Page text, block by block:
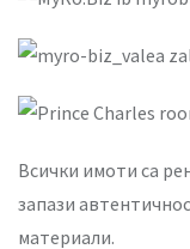
Всички имоти са
запази
материали.